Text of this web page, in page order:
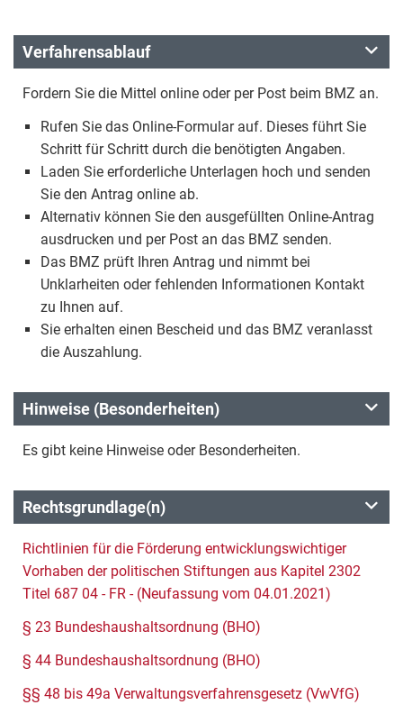
Verfahrensablauf
Fordern Sie die Mittel online oder per Post beim BMZ an.
Rufen Sie das Online-Formular auf. Dieses führt Sie
Schritt für Schritt durch die benötigten Angaben.
Laden Sie erforderliche Unterlagen hoch und senden
Sie den Antrag online ab.
Alternativ können Sie den ausgefüllten Online-Antrag
ausdrucken und per Post an das BMZ senden.
Das BMZ prüft Ihren Antrag und nimmt bei
Unklarheiten oder fehlenden Informationen Kontakt
zu Ihnen auf.
Sie erhalten einen Bescheid und das BMZ veranlasst
die Auszahlung.
Hinweise (Besonderheiten)
Es gibt keine Hinweise oder Besonderheiten.
Rechtsgrundlage(n)
Richtlinien für die Förderung entwicklungswichtiger
Vorhaben der politischen Stiftungen aus Kapitel 2302
Titel 687 04 - FR - (Neufassung vom 04.01.2021)
§ 23 Bundeshaushaltsordnung (BHO)
§ 44 Bundeshaushaltsordnung (BHO)
§§ 48 bis 49a Verwaltungsverfahrensgesetz (VwVfG)